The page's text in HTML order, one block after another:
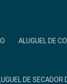
ALUGUEL DE
DE SECADOR